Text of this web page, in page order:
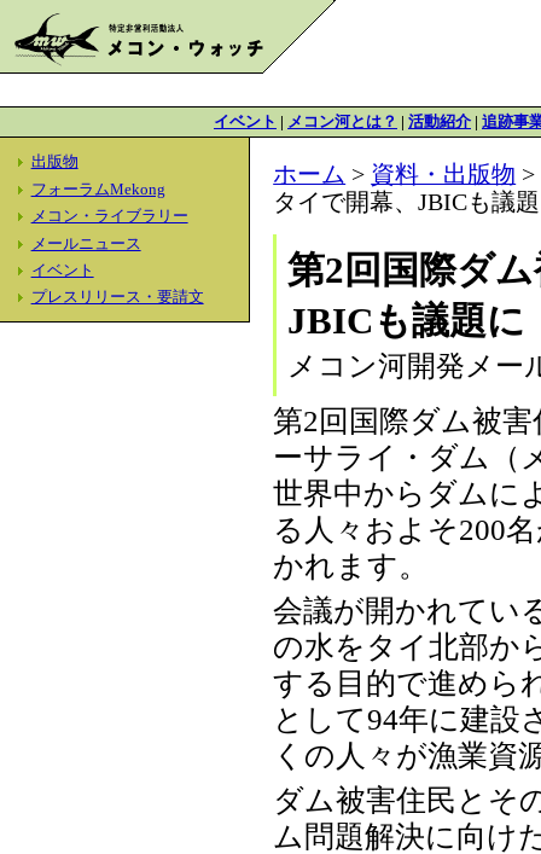
イベント | メコン河とは？ | 活動紹介 | 追跡事
出版物
フォーラムMekong
メコン・ライブラリー
メールニュース
イベント
プレスリリース・要請文
ホーム > 資料・出版物 >
タイで開幕、JBICも議
第2回国際ダ
JBICも議題に
メコン河開発メー
第2回国際ダム被
ーサライ・ダム（
世界中からダムに
る人々およそ200
かれます。
会議が開かれてい
の水をタイ北部か
する目的で進めら
として94年に建設
くの人々が漁業資
ダム被害住民とそ
ム問題解決に向け